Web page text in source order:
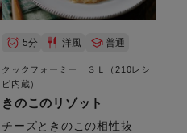
5分 洋風 普通
クックフォーミー ３Ｌ（210レシ
ピ内蔵）
きのこのリゾット
チーズときのこの相性抜